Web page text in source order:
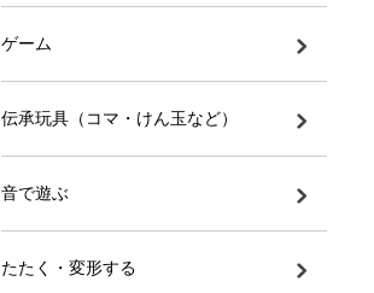
ゲーム
伝承玩具（コマ・けん玉など）
音で遊ぶ
たたく・変形する